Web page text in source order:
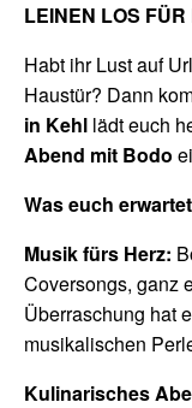
LEINEN LOS
Habt ihr Lust auf
Haustür? Dann
in Kehl lädt euch
Abend mit Bodo
Was euch
Musik fürs Herz:
Coversongs, ganz
Überraschung hat
musikalischen
Kulinarisches